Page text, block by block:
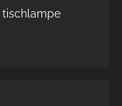
tischlampe